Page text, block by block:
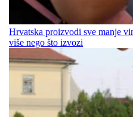
Hrvatska proizvodi sve manje
više nego što izvozi